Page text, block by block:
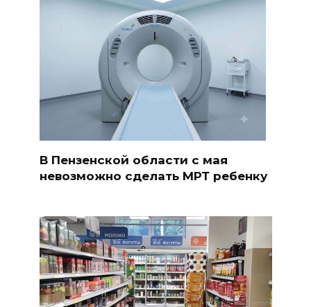
В Пензенской области с мая
невозможно сделать МРТ ребенку